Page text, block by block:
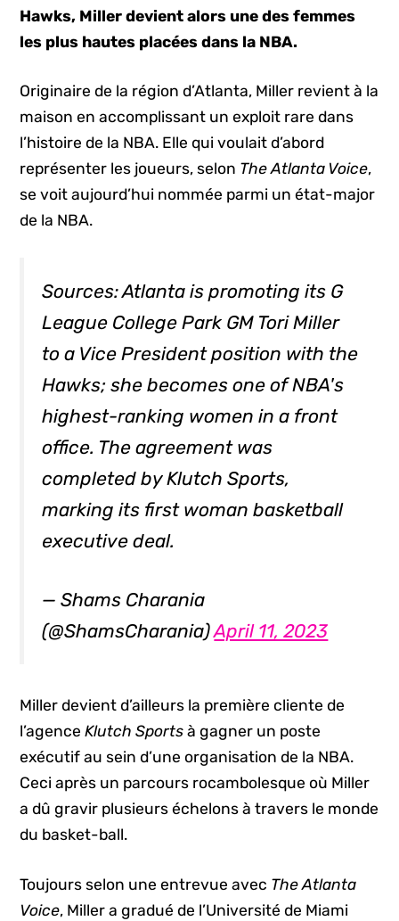
Hawks, Miller devient alors une des femmes
les plus hautes placées dans la NBA.
Originaire de la région d’Atlanta, Miller revient à la
maison en accomplissant un exploit rare dans
l’histoire de la NBA. Elle qui voulait d’abord
représenter les joueurs, selon The Atlanta Voice,
se voit aujourd’hui nommée parmi un état-major
de la NBA.
Sources: Atlanta is promoting its G
League College Park GM Tori Miller
to a Vice President position with the
Hawks; she becomes one of NBA's
highest-ranking women in a front
office. The agreement was
completed by Klutch Sports,
marking its first woman basketball
executive deal.
— Shams Charania
(@ShamsCharania)April 11, 2023
Miller devient d’ailleurs la première cliente de
l’agenceKlutch Sports à gagner un poste
exécutif au sein d’une organisation de la NBA.
Ceci après un parcours rocambolesque où Miller
a dû gravir plusieurs échelons à travers le monde
du basket-ball.
Toujours selon une entrevue avec The Atlanta
Voice, Miller a gradué de l’Université de Miami